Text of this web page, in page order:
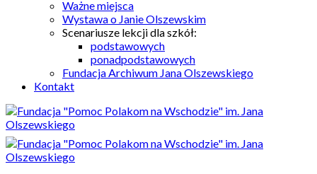
Ważne miejsca
Wystawa o Janie Olszewskim
Scenariusze lekcji dla szkół:
podstawowych
ponadpodstawowych
Fundacja Archiwum Jana Olszewskiego
Kontakt